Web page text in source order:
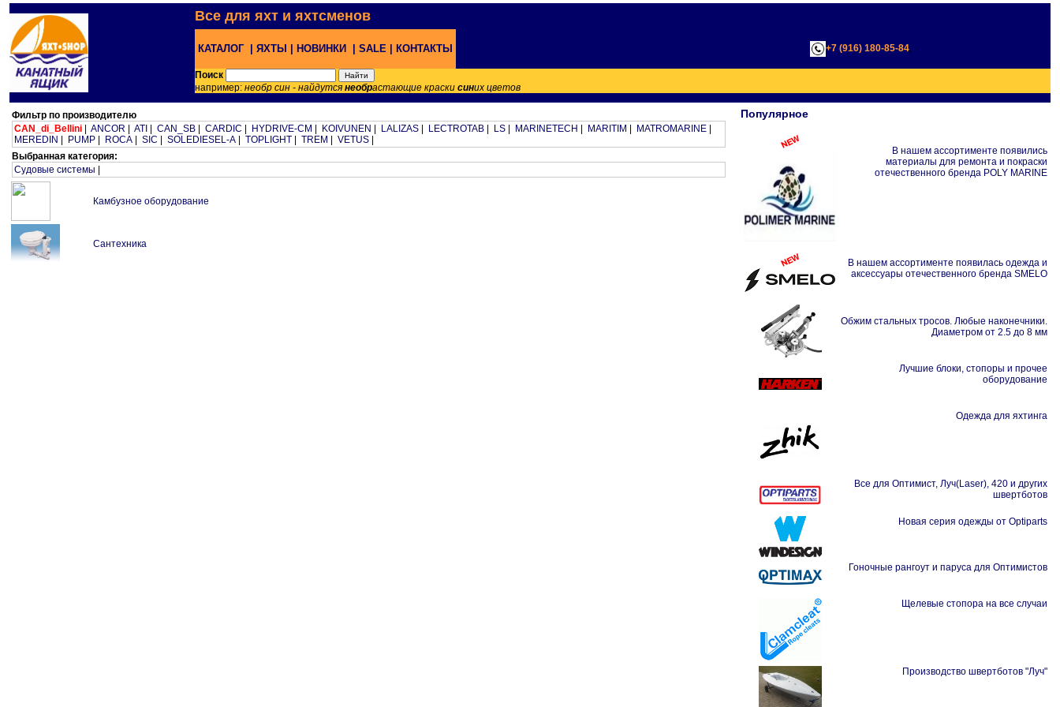
Все для яхт и яхтсменов
КАТАЛОГ | ЯХТЫ | НОВИНКИ | SALE | КОНТАКТЫ +7 (916) 180-85-84;
Поиск
например: необр син - найдутся необрастающие краски синих цветов
Фильтр по производителю
CAN_di_Bellini
ANCOR ATI CAN_SB CARDIC HYDRIVE-CM KOIVUNEN LALIZAS LECTROTAB LS MARINETECH MARITIM MATROMARINE
MEREDIN
PUMP ROCA SIC SOLEDIESEL-A TOPLIGHT TREM VETUS
Выбранная категория:
Судовые системы
Камбузное оборудование
Сантехника
Популярное
В нашем ассортименте появились
материалы для ремонта и покраски
отечественного бренда POLY MARINE
В нашем ассортименте появилась одежда и
аксессуары отечественного бренда SMELO
Обжим стальных тросов. Любые наконечники.
Диаметром от 2.5 до 8 мм
Лучшие блоки, стопоры и прочее
оборудование
Одежда для яхтинга
Все для Оптимист, Луч(Laser), 420 и других
швертботов
Новая серия одежды от Optiparts
Гоночные рангоут и паруса для Оптимистов
Щелевые стопора на все случаи
Производство швертботов "Луч"